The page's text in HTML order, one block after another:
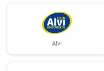
Alvi